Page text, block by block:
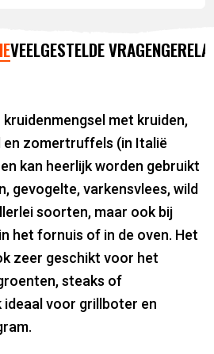
VEELGESTELDE VRAGEN
met kruiden,
zomertruffels (in Italië
kan heerlijk worden gebruikt
gevogelte, varkensvlees, wild
soorten, maar ook bij
het fornuis of in de oven. Het
zeer geschikt voor het
steaks of
ideaal voor grillboter en